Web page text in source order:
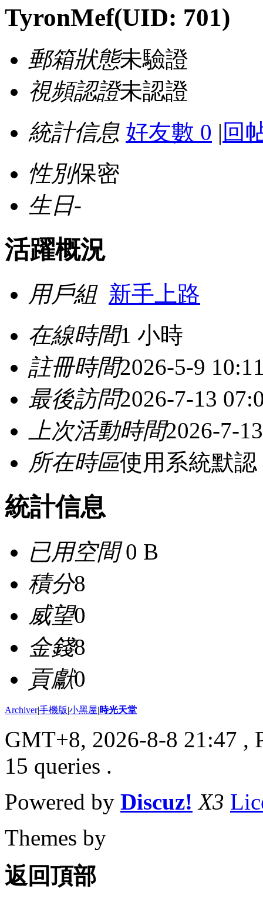
TyronMef(UID: 701)
郵箱狀態未驗證
視頻認證未認證
統計信息 好友數 0 | 回
性別保密
生日-
活躍概況
用戶組 新手上路
在線時間1 小時
註冊時間2026-5-9
最後訪問2026-7-13
上次活動時間2026-7-
所在時區使用系統默認
統計信息
已用空間0 B
積分8
威望0
金錢8
貢獻0
Archiver|手機版|小黑屋|時光天堂
GMT+8, 2026-8-8 21:47 ,
15 queries .
Powered by Discuz! X3
Themes by
返回頂部